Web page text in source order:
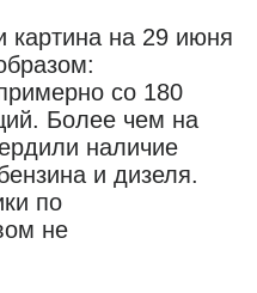
картина на 29 июня
со 180
Более чем на
наличие
и дизеля.
по
не